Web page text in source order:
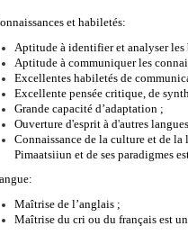
et habiletés:
Aptitude à identifier et analyser
Aptitude à communiquer les
Excellentes habiletés de
Excellente pensée critique, de
Grande capacité d’adaptation ;
Ouverture d'esprit à d'autres
Connaissance de la culture et de la
Pimaatsiiun et de ses paradigmes
Maîtrise de l’anglais ;
Maîtrise du cri ou du français est